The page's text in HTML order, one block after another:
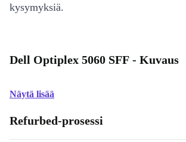
kysymyksiä.
Dell Optiplex 5060 SFF - Kuvaus
Näytä lisää
Refurbed-prosessi